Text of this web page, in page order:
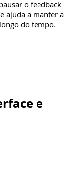
o feedback
ajuda a manter a
do tempo.
e